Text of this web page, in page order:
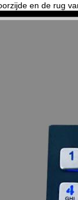
en de rug